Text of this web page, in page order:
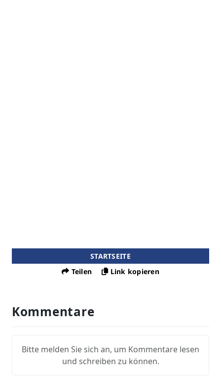
STARTSEITE
Teilen
Link kopieren
Kommentare
Bitte melden Sie sich an, um Kommentare lesen
und schreiben zu können.